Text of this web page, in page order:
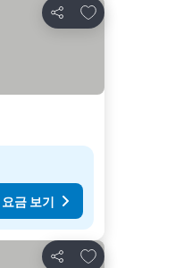
공유
즐겨찾기에 추가
요금 보기
공유
즐겨찾기에 추가